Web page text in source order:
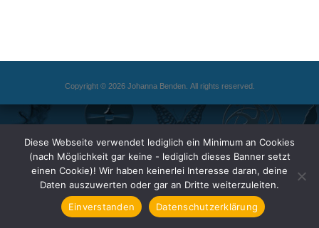
Copyright © 2026 Johanna Benden. All rights reserved.
Diese Webseite verwendet lediglich ein Minimum an Cookies
(nach Möglichkeit gar keine - lediglich dieses Banner setzt
einen Cookie)! Wir haben keinerlei Interesse daran, deine
Daten auszuwerten oder gar an Dritte weiterzuleiten.
Einverstanden
Datenschutzerklärung